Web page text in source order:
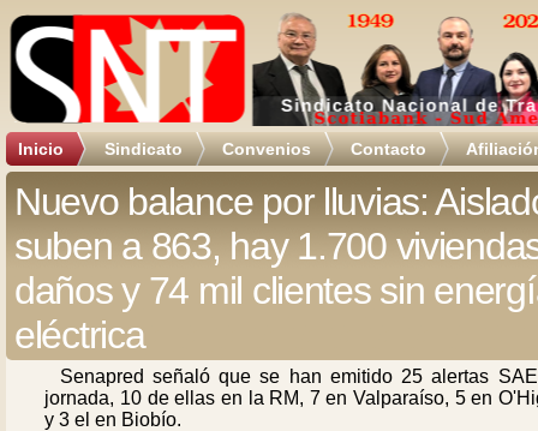
Inicio Sindicato Convenios Contacto
Nuevo balance por lluvias:
suben a 863, hay 1.700
daños y 74 mil clientes sin
eléctrica
Senapred señaló que se han emitido 25 alertas
jornada, 10 de ellas en la RM, 7 en Valparaíso, 5 en
y 3 el en Biobío.